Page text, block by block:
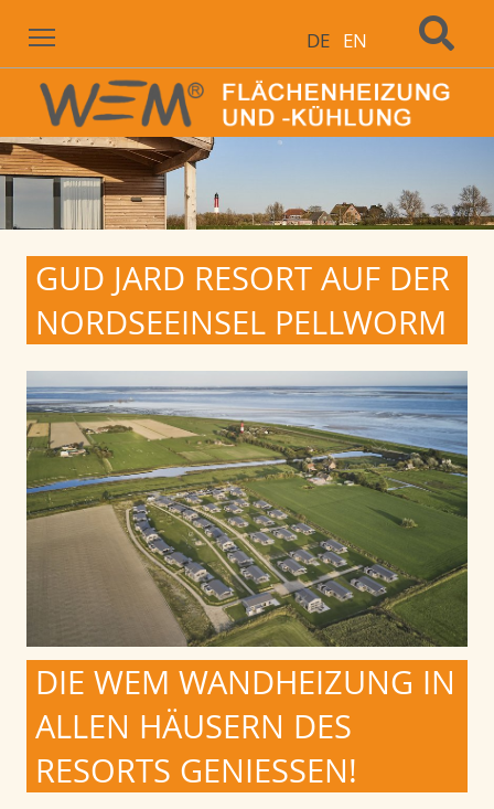
DE EN
GUD JARD RESORT AUF DER
NORDSEEINSEL PELLWORM
DIE WEM WANDHEIZUNG IN
ALLEN HÄUSERN DES
RESORTS GENIESSEN!